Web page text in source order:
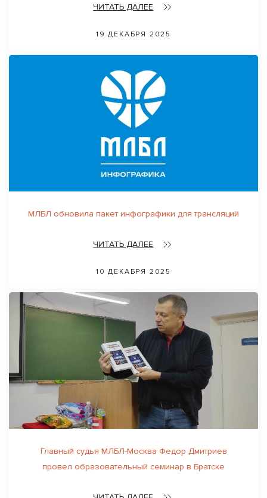
ЧИТАТЬ ДАЛЕЕ
19 ДЕКАБРЯ 2025
МЛБЛ обновила пакет инфографики для трансляций
ЧИТАТЬ ДАЛЕЕ
10 ДЕКАБРЯ 2025
Главный судья МЛБЛ-Москва Федор Дмитриев
провел образовательный семинар в Братске